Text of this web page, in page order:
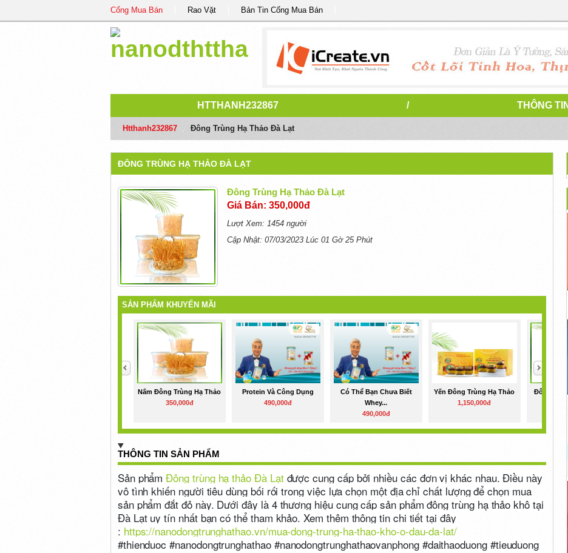
Cổng Mua Bán Rao Vặt Bản Tin Cổng Mua Bán
HTTHANH232867 / THÔNG
Htthanh232867 Đông Trùng Hạ Thảo Đà Lạt
ĐÔNG TRÙNG HẠ THẢO ĐÀ LẠT
Đông Trùng Hạ Thảo Đà Lạt
Giá Bán: 350,000đ
Lượt Xem: 1454 người
Cập Nhật: 07/03/2023 Lúc 01 Gờ 25 Phút
SẢN PHẨM KHUYẾN MÃI
Nấm Đông Trùng Hạ Thảo
350,000đ
Protein Và Công Dụng
490,000đ
Có Thể Bạn Chưa Biết
Whey...
490,000đ
Yến Đông Trùng Hạ Thảo
1,150,000đ
Đông
THÔNG TIN SẢN PHẨM
Sản phẩmĐông trùng hạ thảo Đà Lạtđược cung cấp bởi nhiều các đơn vị khác nhau. Điều này
vô tình khiến người tiêu dùng bối rối trong việc lựa chọn một địa chỉ chất lượng để chọn mua
sản phẩm đắt đỏ này. Dưới đây là 4 thương hiệu cung cấp sản phẩm đông trùng hạ thảo khô tại
Đà Lạt uy tín nhất bạn có thể tham khảo. Xem thêm thông tin chi tiết tại đây
: https://nanodongtrunghathao.vn/mua-dong-trung-ha-thao-kho-o-dau-da-lat/
#thienduoc #nanodongtrunghathao #nanodongtrunghathaovanphong #daithaoduong #tieuduong